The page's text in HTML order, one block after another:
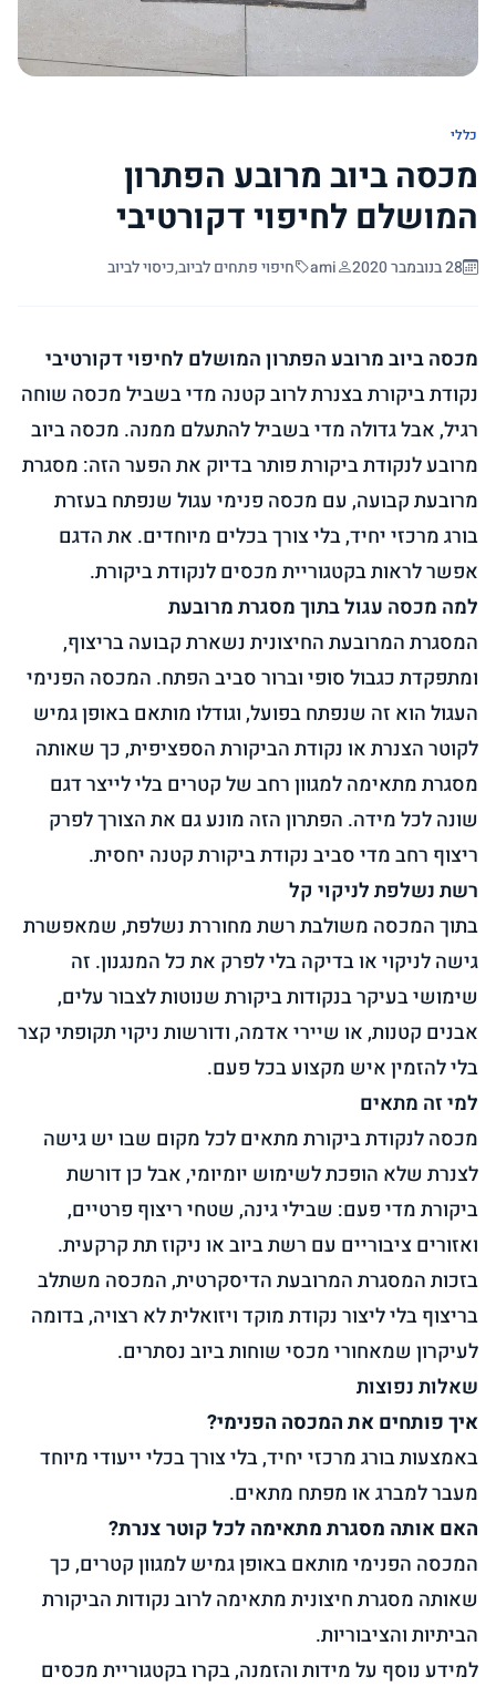
כללי
מכסה ביוב מרובע הפתרון
המושלם לחיפוי דקורטיבי
28 בנובמבר 2020 ami חיפוי פתחים לביוב,כיסוי לביוב
מכסה ביוב מרובע הפתרון המושלם לחיפוי דקורטיבי
נקודת ביקורת בצנרת לרוב קטנה מדי בשביל מכסה שוחה
רגיל, אבל גדולה מדי בשביל להתעלם ממנה. מכסה ביוב
מרובע לנקודת ביקורת פותר בדיוק את הפער הזה: מסגרת
מרובעת קבועה, עם מכסה פנימי עגול שנפתח בעזרת
בורג מרכזי יחיד, בלי צורך בכלים מיוחדים. את הדגם
אפשר לראות בקטגוריית מכסים לנקודת ביקורת.
למה מכסה עגול בתוך מסגרת מרובעת
המסגרת המרובעת החיצונית נשארת קבועה בריצוף,
ומתפקדת כגבול סופי וברור סביב הפתח. המכסה הפנימי
העגול הוא זה שנפתח בפועל, וגודלו מותאם באופן גמיש
לקוטר הצנרת או נקודת הביקורת הספציפית, כך שאותה
מסגרת מתאימה למגוון רחב של קטרים בלי לייצר דגם
שונה לכל מידה. הפתרון הזה מונע גם את הצורך לפרק
ריצוף רחב מדי סביב נקודת ביקורת קטנה יחסית.
רשת נשלפת לניקוי קל
בתוך המכסה משולבת רשת מחוררת נשלפת, שמאפשרת
גישה לניקוי או בדיקה בלי לפרק את כל המנגנון. זה
שימושי בעיקר בנקודות ביקורת שנוטות לצבור עלים,
אבנים קטנות, או שיירי אדמה, ודורשות ניקוי תקופתי קצר
בלי להזמין איש מקצוע בכל פעם.
למי זה מתאים
מכסה לנקודת ביקורת מתאים לכל מקום שבו יש גישה
לצנרת שלא הופכת לשימוש יומיומי, אבל כן דורשת
ביקורת מדי פעם: שבילי גינה, שטחי ריצוף פרטיים,
ואזורים ציבוריים עם רשת ביוב או ניקוז תת קרקעית.
בזכות המסגרת המרובעת הדיסקרטית, המכסה משתלב
בריצוף בלי ליצור נקודת מוקד ויזואלית לא רצויה, בדומה
לעיקרון שמאחורימכסי שוחות ביוב נסתרים.
שאלות נפוצות
איך פותחים את המכסה הפנימי?
באמצעות בורג מרכזי יחיד, בלי צורך בכלי ייעודי מיוחד
מעבר למברג או מפתח מתאים.
האם אותה מסגרת מתאימה לכל קוטר צנרת?
המכסה הפנימי מותאם באופן גמיש למגוון קטרים, כך
שאותה מסגרת חיצונית מתאימה לרוב נקודות הביקורת
הביתיות והציבוריות.
למידע נוסף על מידות והזמנה, בקרו בקטגוריית מכסים